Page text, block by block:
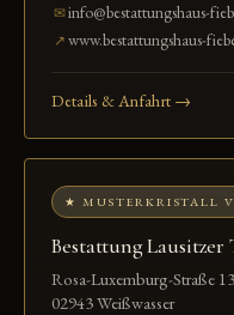
✉info@bestattungshaus-
↗www.bestattungshaus-
Details & Anfahrt →
★ MUSTERKRISTALL
Bestattung
Rosa-Luxemburg-Straße 13
02943 Weißwasser